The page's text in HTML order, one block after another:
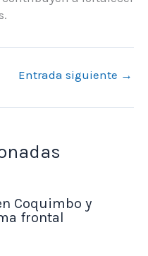
Entrada siguiente →
Coquimbo y
frontal